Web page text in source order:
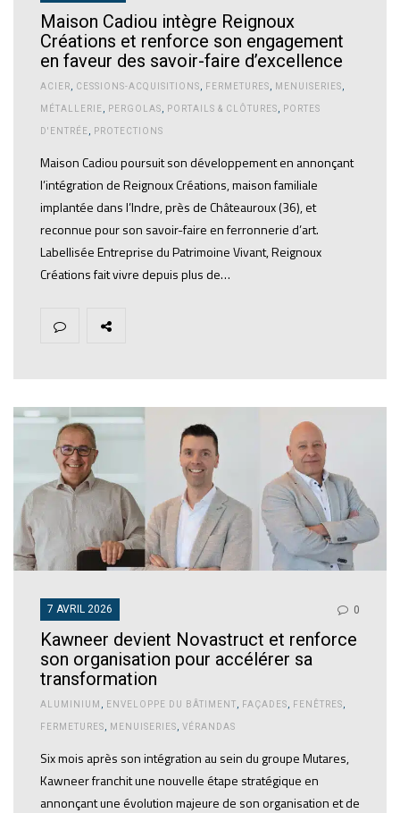
Maison Cadiou intègre Reignoux
Créations et renforce son engagement
en faveur des savoir-faire d’excellence
ACIER, CESSIONS-ACQUISITIONS, FERMETURES, MENUISERIES,
MÉTALLERIE, PERGOLAS, PORTAILS & CLÔTURES, PORTES
D'ENTRÉE, PROTECTIONS
Maison Cadiou poursuit son développement en annonçant
l’intégration de Reignoux Créations, maison familiale
implantée dans l’Indre, près de Châteauroux (36), et
reconnue pour son savoir-faire en ferronnerie d’art.
Labellisée Entreprise du Patrimoine Vivant, Reignoux
Créations fait vivre depuis plus de…
7 AVRIL 2026 0
Kawneer devient Novastruct et renforce
son organisation pour accélérer sa
transformation
ALUMINIUM ENVELOPPE DU BÂTIMENT FAÇADES FENÊTRES
FERMETURES MENUISERIES VÉRANDAS
Six mois après son intégration au sein du groupe Mutares,
Kawneer franchit une nouvelle étape stratégique en
annonçant une évolution majeure de son organisation et de